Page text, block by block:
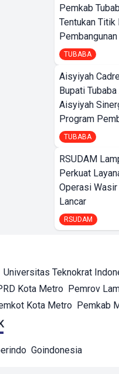
Pemkab
Tentukan Titik
TUBABA
Aisyiyah
Bupati
Aisyiyah
Program
TUBABA
RSUDAM
Perkuat
Operasi Wasir
Lancar
RSUDAM
Universitas Teknokrat
Kota Metro Pemrov
Kota Metro Pemkab
Goindonesia